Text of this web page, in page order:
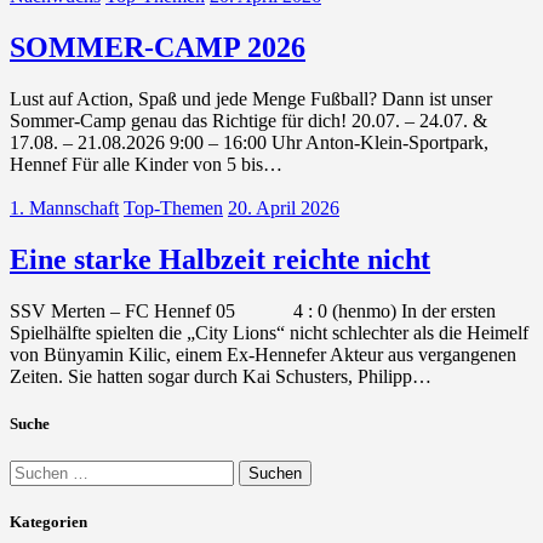
SOMMER-CAMP 2026
Lust auf Action, Spaß und jede Menge Fußball? Dann ist unser
Sommer-Camp genau das Richtige für dich! 20.07. – 24.07. &
17.08. – 21.08.2026 9:00 – 16:00 Uhr Anton-Klein-Sportpark,
Hennef Für alle Kinder von 5 bis…
1. Mannschaft Top-Themen 20. April 2026
Eine starke Halbzeit reichte nicht
SSV Merten – FC Hennef 05 4 : 0 (henmo) In der ersten
Spielhälfte spielten die „City Lions“ nicht schlechter als die Heimelf
von Bünyamin Kilic, einem Ex-Hennefer Akteur aus vergangenen
Zeiten. Sie hatten sogar durch Kai Schusters, Philipp…
Suche
Suchen
nach:
Kategorien